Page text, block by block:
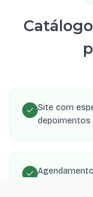
Site com
depoimentos